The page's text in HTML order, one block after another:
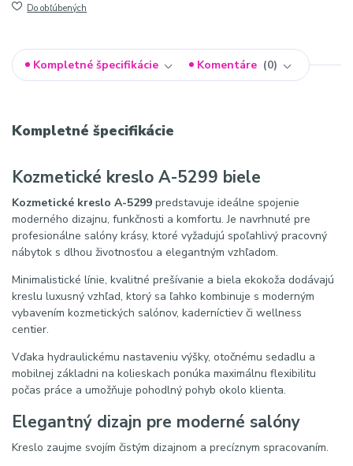
Do obľúbených
Kompletné špecifikácie Komentáre 0
Kompletné špecifikácie
Kozmetické kreslo A-5299 biele
Kozmetické kreslo A-5299 predstavuje ideálne spojenie
moderného dizajnu, funkčnosti a komfortu. Je navrhnuté pre
profesionálne salóny krásy, ktoré vyžadujú spoľahlivý pracovný
nábytok s dlhou životnosťou a elegantným vzhľadom.
Minimalistické línie, kvalitné prešívanie a biela ekokoža dodávajú
kreslu luxusný vzhľad, ktorý sa ľahko kombinuje s moderným
vybavením kozmetických salónov, kaderníctiev či wellness
centier.
Vďaka hydraulickému nastaveniu výšky, otočnému sedadlu a
mobilnej základni na kolieskach ponúka maximálnu flexibilitu
počas práce a umožňuje pohodlný pohyb okolo klienta.
Elegantný dizajn pre moderné salóny
Kreslo zaujme svojím čistým dizajnom a precíznym spracovaním.